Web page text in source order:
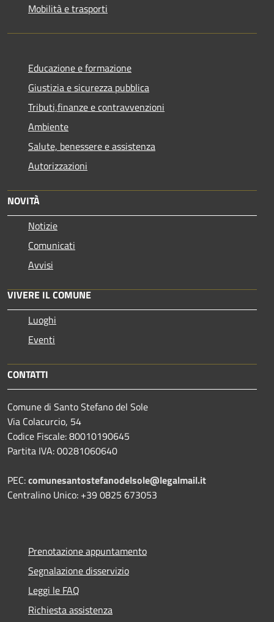
Mobilità e trasporti
Educazione e formazione
Giustizia e sicurezza pubblica
Tributi,finanze e contravvenzioni
Ambiente
Salute, benessere e assistenza
Autorizzazioni
NOVITÀ
Notizie
Comunicati
Avvisi
VIVERE IL COMUNE
Luoghi
Eventi
CONTATTI
Comune di Santo Stefano del Sole
Via Colacurcio, 54
Codice Fiscale: 80010190645
Partita IVA: 00281060640
PEC:comunesantostefanodelsole@legalmail.it
Centralino Unico: +39 0825 673053
Prenotazione appuntamento
Segnalazione disservizio
Leggi le FAQ
Richiesta assistenza